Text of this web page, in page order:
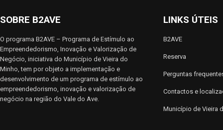
n
a
v
i
g
a
SOBRE B2AVE
O programa B2AVE – Programa de Estímulo ao
Empreendedorismo, Inovação e Valorização de
Negócio, iniciativa do Município de Vieira do
Minho, tem por objeto a implementação e
desenvolvimento de um programa de estímulo ao
empreendedorismo, inovação e valorização de
negócio na região do Vale do Ave.
LINKS ÚTEIS
B2AVE
Reserva
Perguntas
Contactos e
Município de Vieira